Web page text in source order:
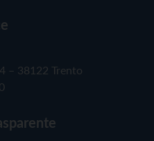
– 38122 Trento